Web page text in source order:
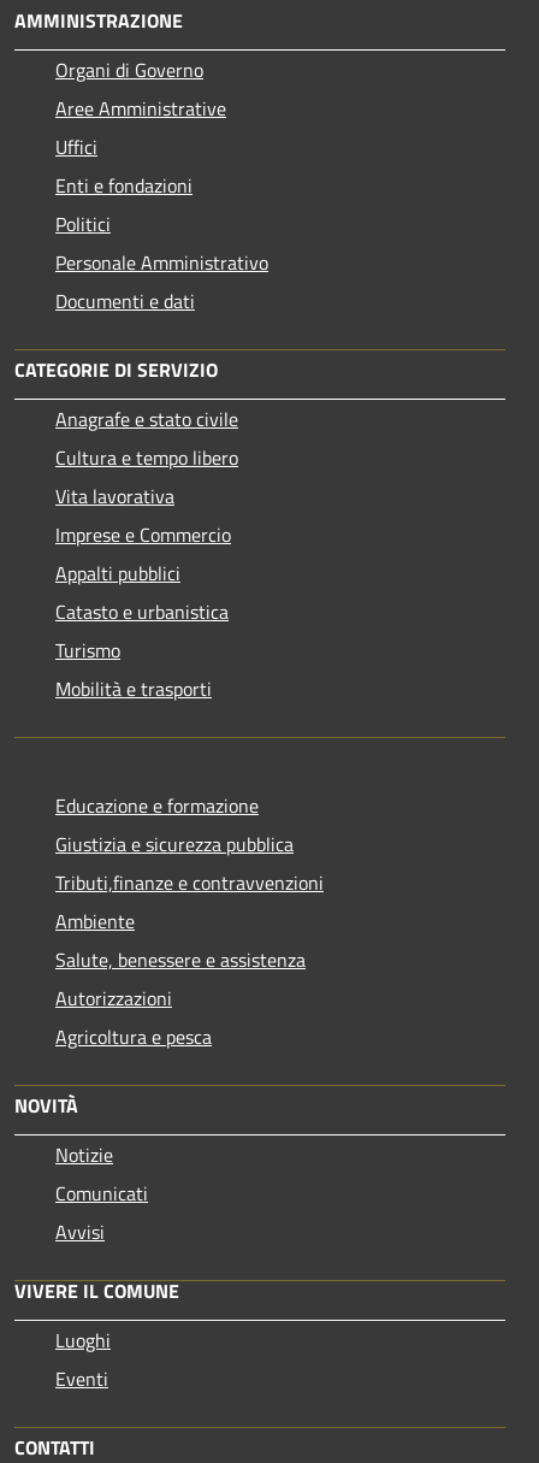
AMMINISTRAZIONE
Organi di Governo
Aree Amministrative
Uffici
Enti e fondazioni
Politici
Personale Amministrativo
Documenti e dati
CATEGORIE DI SERVIZIO
Anagrafe e stato civile
Cultura e tempo libero
Vita lavorativa
Imprese e Commercio
Appalti pubblici
Catasto e urbanistica
Turismo
Mobilità e trasporti
Educazione e formazione
Giustizia e sicurezza pubblica
Tributi,finanze e contravvenzioni
Ambiente
Salute, benessere e assistenza
Autorizzazioni
Agricoltura e pesca
NOVITÀ
Notizie
Comunicati
Avvisi
VIVERE IL COMUNE
Luoghi
Eventi
CONTATTI